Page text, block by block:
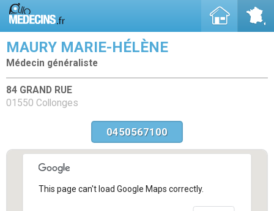
MAURY MARIE-HÉLÈNE
Médecin généraliste
84 GRAND RUE
01550 Collonges
0450567100
This page can't load Google Maps correctly.